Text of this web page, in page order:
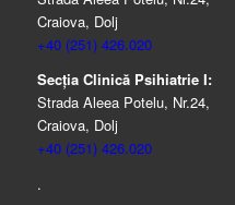
Craiova, Dolj
+40 (251) 426.020
Secția Clinică Psihiatrie I:
Strada Aleea Potelu, Nr.24,
Craiova, Dolj
+40 (251) 426.020
.